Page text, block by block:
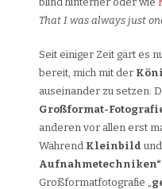
That I was always just
Seit einiger Zeit gärt es
bereit, mich mit der
auseinander zu setzen:
Großformat-
anderen vor allen erst
Während Kleinbild und
Aufnahmetechniken“
Großformatfotografie „